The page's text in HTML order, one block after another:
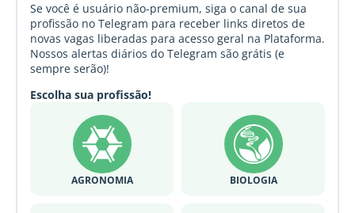
Se você é usuário não-premium, siga o canal de sua
profissão no Telegram para receber links diretos de
novas vagas liberadas para acesso geral na Plataforma.
Nossos alertas diários do Telegram são grátis (e
sempre serão)!
Escolha sua profissão!
AGRONOMIA BIOLOGIA